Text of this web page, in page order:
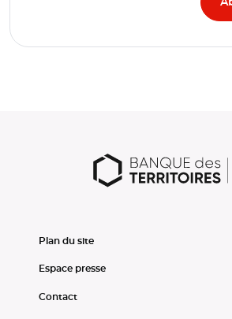
Plan du site
Espace presse
Contact